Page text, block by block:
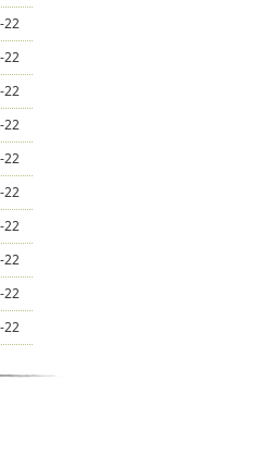
22
22
22
22
22
22
22
22
22
22